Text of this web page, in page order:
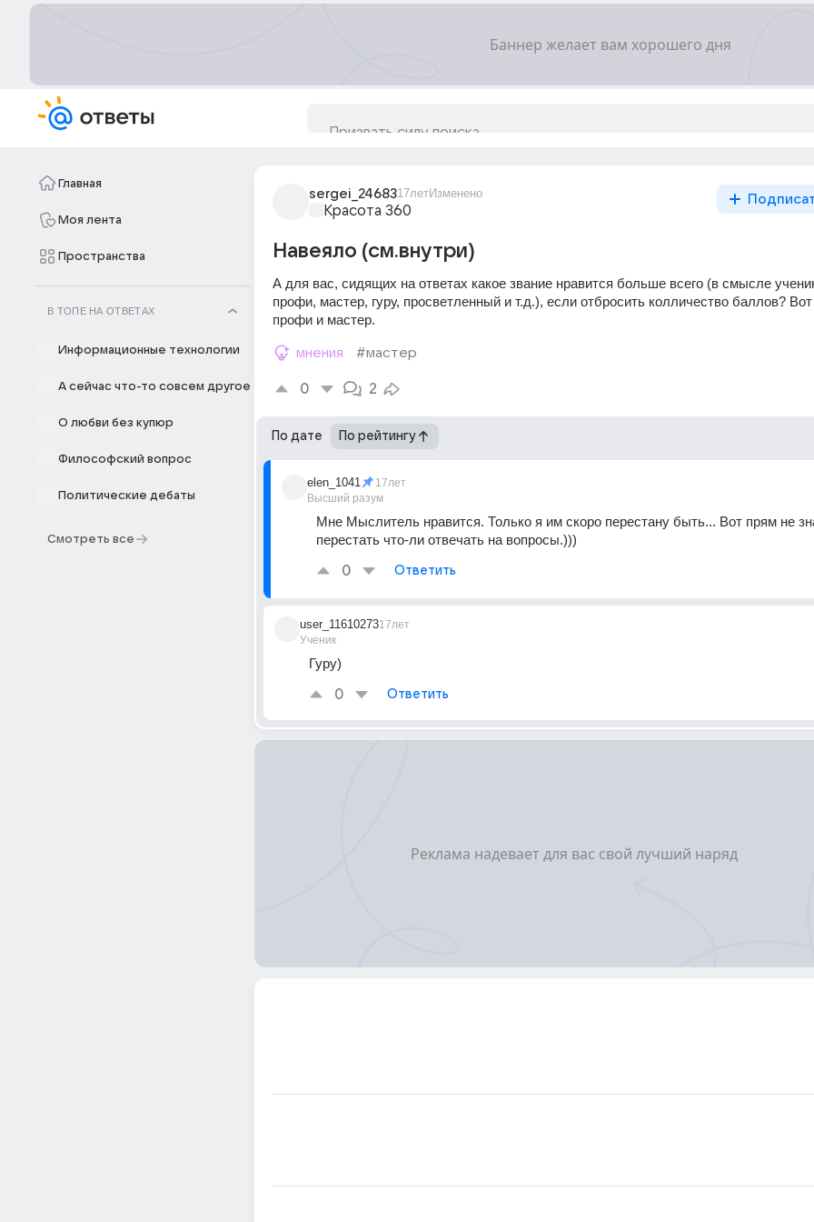
Главная
Моя лента
Пространства
В ТОПЕ НА ОТВЕТАХ
Информационные технологии
А сейчас что-то совсем другое
О любви без купюр
Философский вопрос
Политические дебаты
Смотреть все
sergei_2468317летИзменено
Красота 360
Навеяло (см.внутри)
А для вас, сидящих на ответах какое звание нравится больше всего (в смысле
профи, мастер, гуру, просветленный и т.д.), если отбросить колличество баллов?
профи и мастер.
мнения #мастер
0 2
По дате По рейтингу
elen_1041
Высший разум
17лет
Мне Мыслитель нравится. Только я им скоро перестану быть... Вот прям не
перестать что-ли отвечать на вопросы.)))
0 Ответить
user_11610273
Ученик
17лет
Гуру)
0 Ответить